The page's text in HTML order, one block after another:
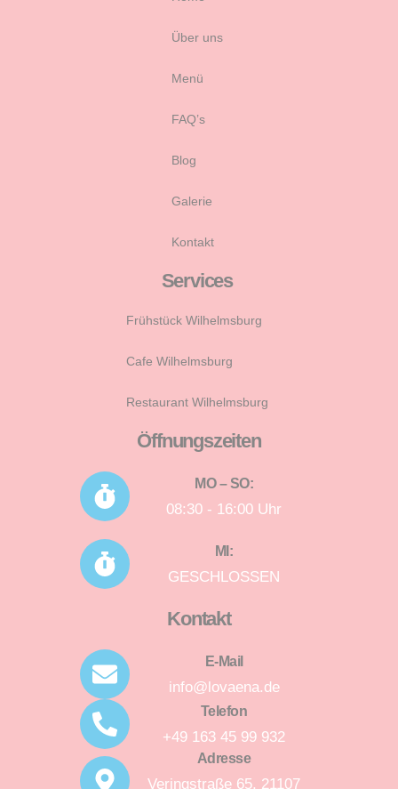
Über uns
Menü
FAQ’s
Blog
Galerie
Kontakt
Services
Frühstück Wilhelmsburg
Cafe Wilhelmsburg
Restaurant Wilhelmsburg
Öffnungszeiten
MO – SO:
08:30 - 16:00 Uhr
MI:
GESCHLOSSEN
Kontakt
E-Mail
info@lovaena.de
Telefon
+49 163 45 99 932
Adresse
Veringstraße 65, 21107